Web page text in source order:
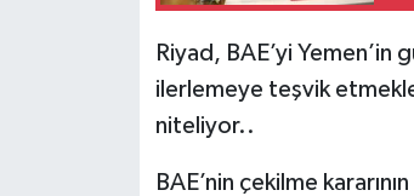
Riyad, BAE’yi Yemen’in
ilerlemeye teşvik
niteliyor..
BAE’nin çekilme